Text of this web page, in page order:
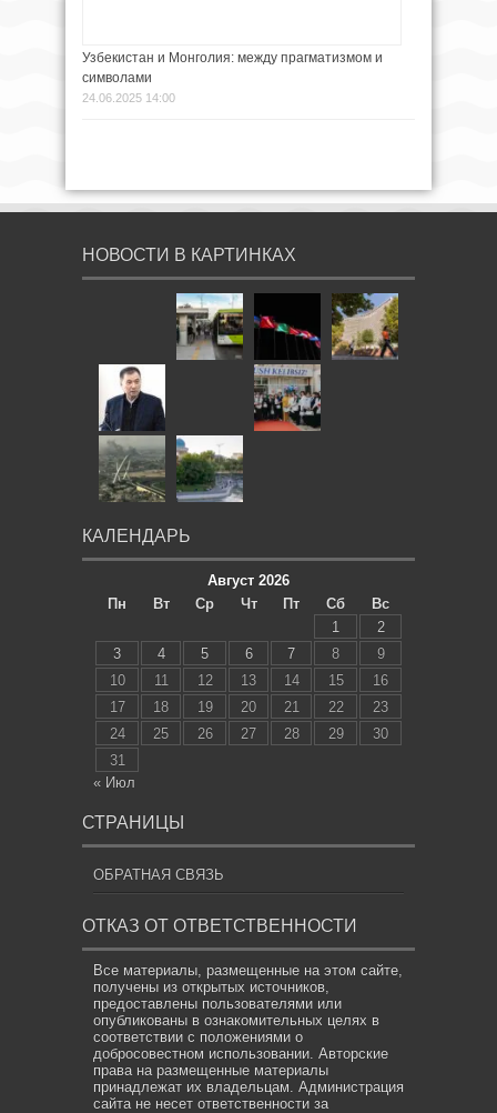
Узбекистан и Монголия: между прагматизмом и
символами
24.06.2025 14:00
НОВОСТИ В КАРТИНКАХ
КАЛЕНДАРЬ
Август 2026
Пн
Вт Ср Чт Пт Сб
Вс
1
2
3
4 5 6 7 8
9
10
11 12 13 14 15
16
17
18 19 20 21 22
23
24
25 26 27 28 29
30
31
« Июл
СТРАНИЦЫ
ОБРАТНАЯ СВЯЗЬ
ОТКАЗ ОТ ОТВЕТСТВЕННОСТИ
Все материалы, размещенные на этом сайте,
получены из открытых источников,
предоставлены пользователями или
опубликованы в ознакомительных целях в
соответствии с положениями о
добросовестном использовании. Авторские
права на размещенные материалы
принадлежат их владельцам. Администрация
сайта не несет ответственности за